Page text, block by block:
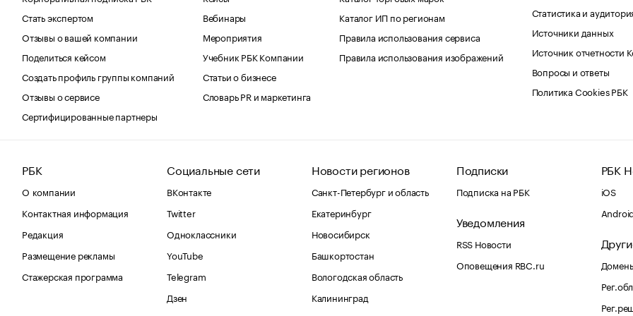
Стать экспертом
Отзывы о вашей компании
Поделиться кейсом
Создать профиль группы компаний
Отзывы о сервисе
Сертифицированные партнеры
Вебинары
Мероприятия
Учебник РБК Компании
Статьи о бизнесе
Словарь PR и маркетинга
Каталог ИП по регионам
Правила использования сервиса
Правила использования изображений
Статистика и
Источники данных
Источник отчетности
Вопросы и ответы
Политика Cookies РБК
РБК
О компании
Контактная информация
Редакция
Размещение рекламы
Стажерская программа
Социальные сети
ВКонтакте
Twitter
Одноклассники
YouTube
Telegram
Дзен
Новости регионов
Санкт-Петербург и область
Екатеринбург
Новосибирск
Башкортостан
Вологодская область
Калининград
Подписки
Подписка на РБК
Уведомления
RSS Новости
Оповещения RBC.ru
РБК
iOS